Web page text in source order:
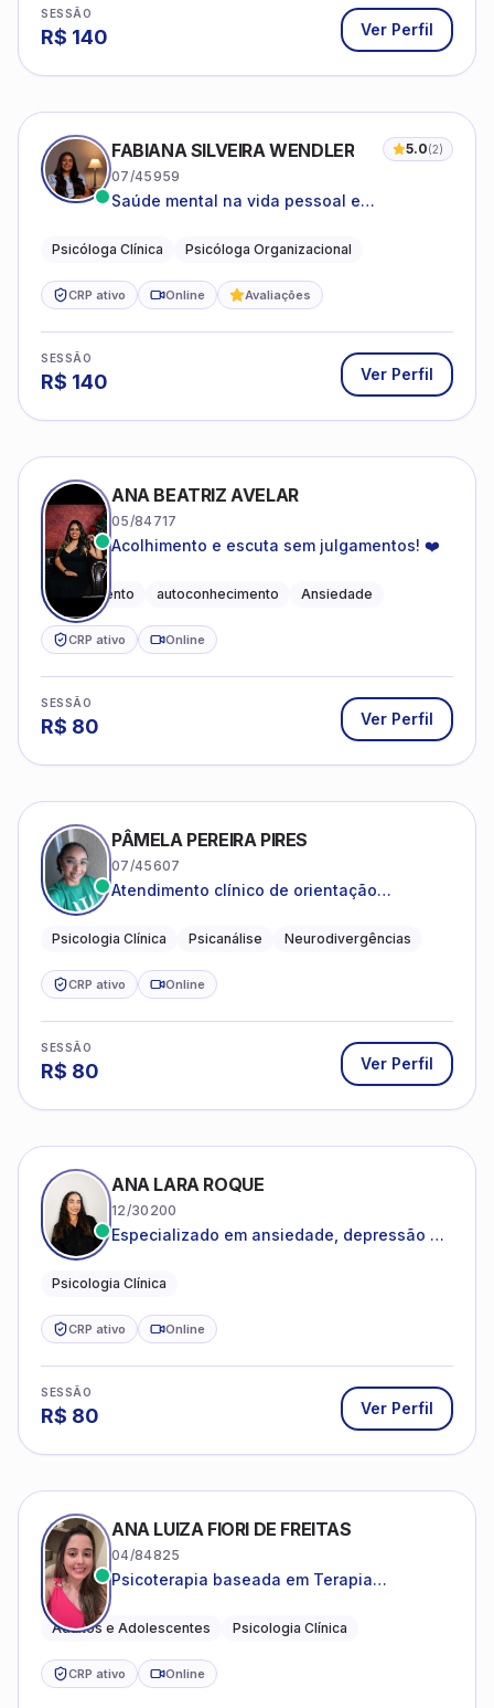
SESSÃO
R$ 140 Ver Perfil
FABIANA SILVEIRA WENDLER 5.0(2)
07/45959
Saúde mental na vida pessoal e
Psicóloga Clínica Psicóloga Organizacional
CRP ativo Online Avaliações
SESSÃO
R$ 140 Ver Perfil
ANA BEATRIZ AVELAR
05/84717
Acolhimento e escuta sem julgamentos! ❤️
Acolhimento autoconhecimento Ansiedade
CRP ativo Online
SESSÃO
R$ 80 Ver Perfil
PÂMELA PEREIRA PIRES
07/45607
Atendimento clínico de orientação
crianças neurotípicas
Psicologia Clínica Psicanálise Neurodivergências
CRP ativo Online
SESSÃO
R$ 80 Ver Perfil
ANA LARA ROQUE
12/30200
Especializado em ansiedade, depressão e
Psicologia Clínica
CRP ativo Online
SESSÃO
R$ 80 Ver Perfil
ANA LUIZA FIORI DE FREITAS
04/84825
Psicoterapia baseada em Terapia
Adultos e Adolescentes Psicologia Clínica
CRP ativo Online